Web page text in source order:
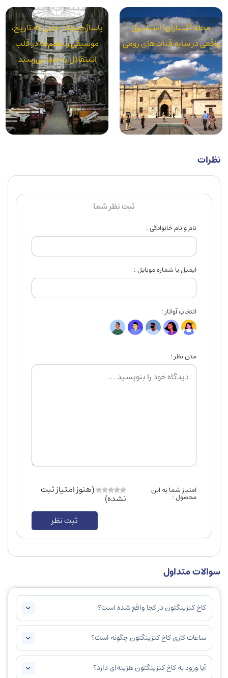
محله آکسارای: استانبول
واقعی در سایه قنات‌های رومی
پاساژ چیچک: جایی که تاریخ،
موسیقی و طعم‌ها در قلب
استقلال به هم می‌رسند
نظرات
ثبت نظر شما
نام و نام خانوادگی :
ایمیل یا شماره موبایل :
انتخاب آواتار :
متن نظر :
امتیاز شما به این
محصول :
(هنوز امتیاز ثبت
نشده)
ثبت نظر
سوالات متداول
کاخ کنزینگتون در کجا واقع شده است؟
ساعات کاری کاخ کنزینگتون چگونه است؟
آیا ورود به کاخ کنزینگتون هزینه‌ای دارد؟